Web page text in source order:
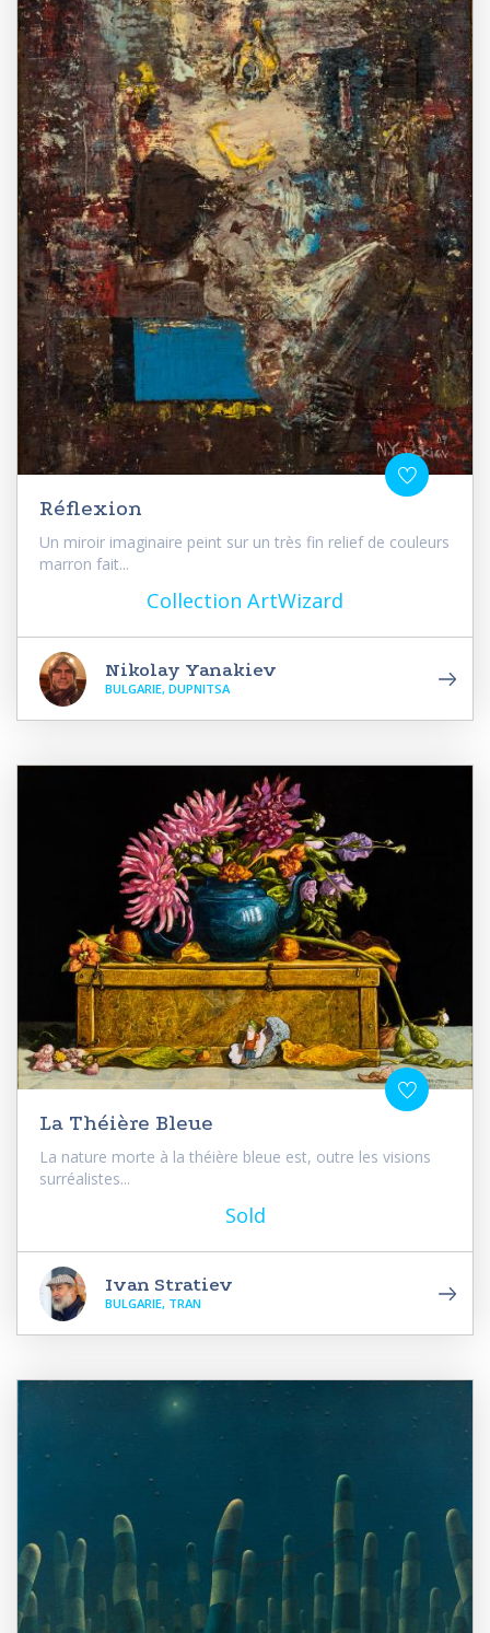
Réflexion
Un miroir imaginaire peint sur un très fin relief de couleurs
marron fait...
Collection ArtWizard
Nikolay Yanakiev
BULGARIE, DUPNITSA
La Théière Bleue
La nature morte à la théière bleue est, outre les visions
surréalistes...
Sold
Ivan Stratiev
BULGARIE, TRAN